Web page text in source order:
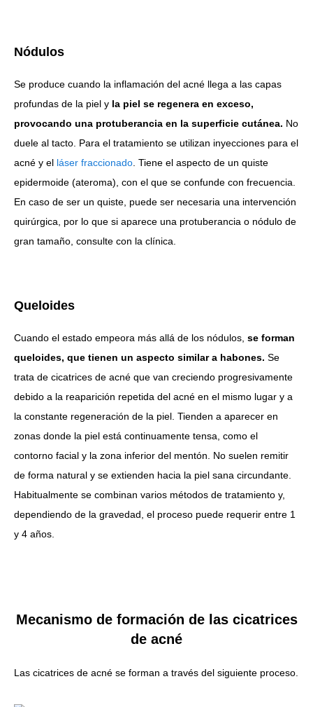
Nódulos
Se produce cuando la inflamación del acné llega a las capas
profundas de la piel y la piel se regenera en exceso,
provocando una protuberancia en la superficie cutánea. No
duele al tacto. Para el tratamiento se utilizan inyecciones para el
acné y el láser fraccionado . Tiene el aspecto de un quiste
epidermoide (ateroma), con el que se confunde con frecuencia.
En caso de ser un quiste, puede ser necesaria una intervención
quirúrgica, por lo que si aparece una protuberancia o nódulo de
gran tamaño, consulte con la clínica.
Queloides
Cuando el estado empeora más allá de los nódulos, se forman
queloides, que tienen un aspecto similar a habones. Se
trata de cicatrices de acné que van creciendo progresivamente
debido a la reaparición repetida del acné en el mismo lugar y a
la constante regeneración de la piel. Tienden a aparecer en
zonas donde la piel está continuamente tensa, como el
contorno facial y la zona inferior del mentón. No suelen remitir
de forma natural y se extienden hacia la piel sana circundante.
Habitualmente se combinan varios métodos de tratamiento y,
dependiendo de la gravedad, el proceso puede requerir entre 1
y 4 años.
Mecanismo de formación de las cicatrices
de acné
Las cicatrices de acné se forman a través del siguiente proceso.